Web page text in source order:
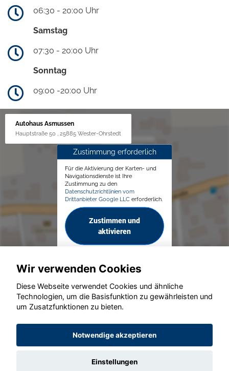
06:30 - 20:00 Uhr
Samstag
07:30 - 20:00 Uhr
Sonntag
09:00 -20:00 Uhr
Autohaus Asmussen
Hauptstraße 50 , 25885 Wester-Ohrstedt
Zustimmung erforderlich
Für die Aktivierung der Karten- und
Navigationsdienste ist Ihre
Zustimmung zu den
Datenschutzrichtlinien vom
Drittanbieter Google LLC erforderlich.
Zustimmen und
aktivieren
© konjunkturmotor.de GmbH 2020 - 2026
Wir verwenden Cookies
Diese Webseite verwendet Cookies und ähnliche
Technologien, um die Basisfunktion zu gewährleisten und
um Zusatzfunktionen zu bieten.
Notwendige akzeptieren
Einstellungen